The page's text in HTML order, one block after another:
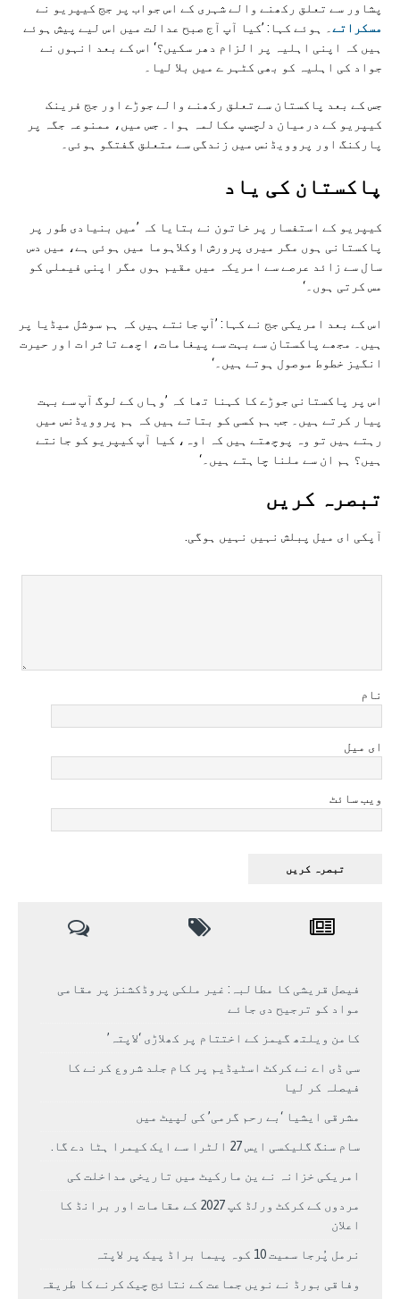
پشاور سے تعلق رکھنے والے شہری کے اس جواب پر جج کیپریو نے
مسکراتے۔ ہوئے کہا: ’کیا آپ آج صبح عدالت میں اس لیے پیش ہوئے
ہیں کہ اپنی اہلیہ پر الزام دھر سکیں؟‘ اس کے بعد انہوں نے
جواد کی اہلیہ کو بھی کٹہر ے میں بلا لیا۔
جس کے بعد پاکستان سے تعلق رکھنے والے جوڑے اور جج فرینک
کیپریو کے درمیان دلچسپ مکالمہ ہوا۔ جس میں، ممنوعہ جگہ پر
پارکنگ اور پروویڈنس میں زندگی سے متعلق گفتگو ہوئی۔
پاکستان کی ياد
کیپریو کے استفسار پر خاتون نے بتایا کہ ’میں بنیادی طور پر
پاکستانی ہوں مگر میری پرورش اوکلاہوما میں ہوئی ہے، میں دس
سال سے زائد عرصے سے امریکہ میں مقیم ہوں مگر اپنی فیملی کو
مس کرتی ہوں۔‘
اس کے بعد امریکی جج نے کہا: ’آپ جانتے ہیں کہ ہم سوشل میڈیا پر
ہیں۔ مجھے پاکستان سے بہت سے پیغامات، اچھے تاثرات اور حیرت
انگیز خطوط موصول ہوتے ہیں۔‘
اس پر پاکستانی جوڑے کا کہنا تھا کہ ’وہاں کے لوگ آپ سے بہت
پیار کرتے ہیں۔ جب ہم کسی کو بتاتے ہیں کہ ہم پروویڈنس میں
رہتے ہیں تو وہ پوچھتے ہیں کہ اوہ، کیا آپ کیپریو کو جانتے
ہیں؟ ہم ان سے ملنا چاہتے ہیں۔‘
تبصرہ کريں
آپکی ای ميل پبلش نہيں نہيں ہوگی.
نام
ای میل
ویب سائٹ
فیصل قریشی کا مطالبہ: غیر ملکی پروڈکشنز پر مقامی
مواد کو ترجیح دی جائے
کامن ویلتھ گیمز کے اختتام پر کھلاڑی ‘لاپتہ’
سی ڈی اے نے کرکٹ اسٹیڈیم پر کام جلد شروع کرنے کا
فیصلہ کر لیا
مشرقی ایشیا ‘بے رحم گرمی’ کی لپیٹ میں
سام سنگ گلیکسی ایس 27 الٹرا سے ایک کیمرا ہٹا دے گا.
امریکی خزانہ نے ین مارکیٹ میں تاریخی مداخلت کی
مردوں کے کرکٹ ورلڈ کپ 2027 کے مقامات اور برانڈ کا
اعلان
نرمل پُرجا سمیت 10 کوہ پیما براڈ پیک پر لاپتہ
وفاقی بورڈ نے نویں جماعت کے نتائج چیک کرنے کا طریقہ